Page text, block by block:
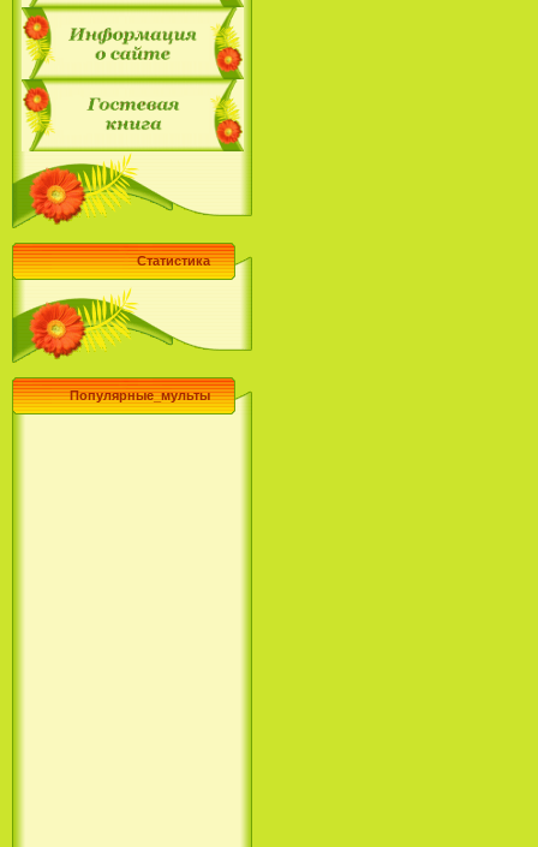
Статистика
Популярные_мульты